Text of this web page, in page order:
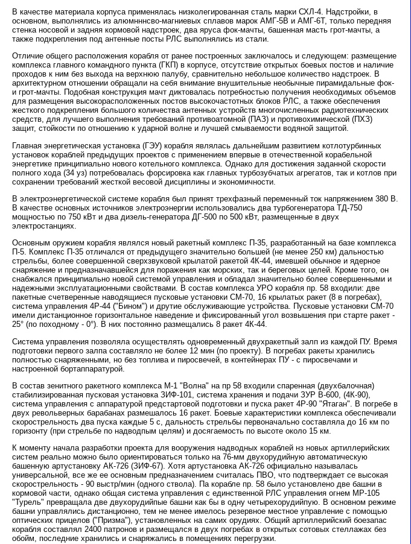
В качестве материала корпуса применялась низколегированная сталь марки СХЛ-4. Надстройки, в
основном, выполнялись из алюмнннсво-магниевых сплавов марок АМГ-5В и АМГ-6Т, только передняя
стенка носовой и задняя кормовой надстроек, два яруса фок-мачты, башенная масть грот-мачты, а
также подкрепления под антенные посты РЛС выполнялись из стали.
Отличие общего расположения корабля от ранее построенных заключалось и следующем: размещение
комплекса главного командного пункта (ГКП) в корпусе, отсутствие открытых боевых постов и наличие
проходов к ним без выхода на верхнюю палубу, сравнительно небольшое количество надстроек. В
архитектурном отношении обращали на себя внимание внушительные необычные пирамидальные фок-
и грот-мачты. Подобная конструкция мачт диктовалась потребностью получения необходимых объемов
для размещения высокорасположенных постов высокочастотных блоков РЛС, а также обеспечения
жесткого подкрепления большого количества антенных устройств многочисленных радиотехнических
средств, для лучшего выполнения требований противоатомной (ПАЗ) и противохимической (ПХЗ)
защит, стойкости по отношению к ударной волне и лучшей смываемости водяной защитой.
Главная энергетическая установка (ГЭУ) корабля являлась дальнейшим развитием котлотурбинных
установок кораблей предыдущих проектов с применением впервые в отечественной корабельной
энергетике принципиально нового котельного комплекса. Однако для достижения заданной скорости
полного хода (34 уз) потребовалась форсировка как главных турбозубчатых агрегатов, так и котлов при
сохранении требований жесткой весовой дисциплины и экономичности.
В электроэнергетической системе корабля был принят трехфазный переменный ток напряжением 380 В.
В качестве основных источников электроэнергии использовались два турбогенератора ТД-750
мощностью по 750 кВт и два дизель-генератора ДГ-500 по 500 кВт, размещенные в двух
электростанциях.
Основным оружием корабля являлся новый ракетный комплекс П-35, разработанный на базе комплекса
П-5. Комплекс П-35 отличался от предыдущего значительно большей (не менее 250 км) дальностью
стрельбы, более совершенной сверхзвуковой крылатой ракетой 4К-44, имевшей обычное и ядерное
снаряжение и предназначавшейся для поражения как морских, так и береговых целей. Кроме того, он
снабжался принципиально новой системой управления и обладал значительно более совершенными и
надежными эксплуатационными свойствами. В состав комплекса УРО корабля пр. 58 входили: две
пакетные счетверенные наводящиеся пусковые установки СМ-70, 16 крылатых ракет (8 в погребах),
система управления 4Р-44 ("Бином") и друтие обслуживающие устройства. Пусковые установки СМ-70
имели дистанционное горизонтальное наведение и фиксированный угол возвышения при старте ракет -
25° (по походному - 0°). В них постоянно размещались 8 ракет 4К-44.
Система управления позволяла осуществлять одновременный двухракетпый залп из каждой ПУ. Время
подготовки первого залпа составляло не более 12 мин (по проекту). В погребах ракеты хранились
полностью снаряженными, но без топлива и пиросвечей, в контейнерах ПУ - с пиросвечами и
настроенной бортаппаратурой.
В состав зенитного ракетного комплекса М-1 "Волна" на пр 58 входили спаренная (двухбалочная)
стабилизированная пусковая установка ЗИФ-101, система хранения и подачи ЗУР В-600, (4К-90),
система управления с аппаратурой предстартовой подготовки и пуска ракет 4Р-90 "Ятаган". В погребе в
двух револьверных барабанах размешалось 16 ракет. Боевые характеристики комплекса обеспечивали
скорострельность два пуска каждые 5 с, дальность стрельбы первоначально составляла до 16 км по
горизонту (при стрельбе по надводпым целям) и досягаемость по высоте около 15 км.
К моменту начала разработки проекта для вооружения надводных кораблей нз новых артиллерийских
систем реально можно было ориентироваться только на 76-мм двухорудийную автоматическую
башенную артустановку АК-726 (ЗИФ-67). Хотя артустановка АК-726 официально называлась
универсальной, все же ее основным предназначением считалась ПВО, что подтверждает се высокая
скорострельность - 90 выстр/мин (одного ствола). Па корабле пр. 58 было установлено две башни в
кормовой части, однако общая система управления с единственной РЛС управления огнем МР-105
"Турель" превращала две двухорудийпые башни как 6ы в одну четырехорудийпую. В основном режиме
башни управлялись дистанционно, тем не менее имелось резервное местное управление с помощью
оптических прицелов ("Призма"), установленных на самих орудиях. Общий артиллерийский боезапас
корабля составлял 2400 патронов и размещался в двух погребах в открытых сотовых стеллажах без
обойм, последние хранились и снаряжались в помещениях перегрузки.